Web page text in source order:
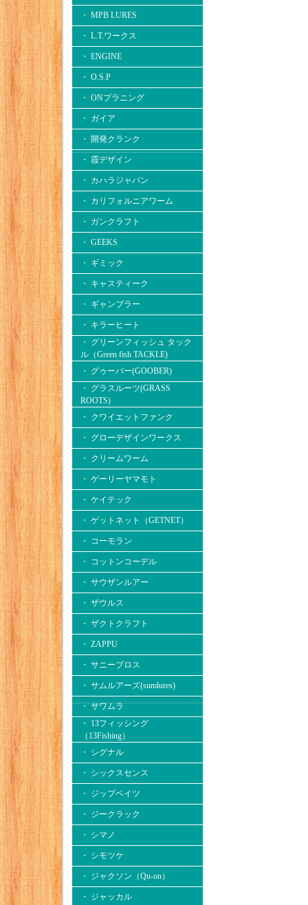
・ MPB LURES
・ L.T.ワークス
・ ENGINE
・ O.S.P
・ ONプラニング
・ ガイア
・ 開発クランク
・ 霞デザイン
・ カハラジャパン
・ カリフォルニアワーム
・ ガンクラフト
・ GEEKS
・ ギミック
・ キャスティーク
・ ギャンブラー
・ キラーヒート
・ グリーンフィッシュ タック
ル（Green fish TACKLE)
・ グゥーバー(GOOBER)
・ グラスルーツ(GRASS
ROOTS)
・ クワイエットファンク
・ グローデザインワークス
・ クリームワーム
・ ゲーリーヤマモト
・ ケイテック
・ ゲットネット（GETNET）
・ コーモラン
・ コットンコーデル
・ サウザンルアー
・ ザウルス
・ ザクトクラフト
・ ZAPPU
・ サニーブロス
・ サムルアーズ(sumlures)
・ サワムラ
・ 13フィッシング
（13Fishing）
・ シグナル
・ シックスセンス
・ ジップベイツ
・ ジークラック
・ シマノ
・ シモツケ
・ ジャクソン（Qu-on）
・ ジャッカル